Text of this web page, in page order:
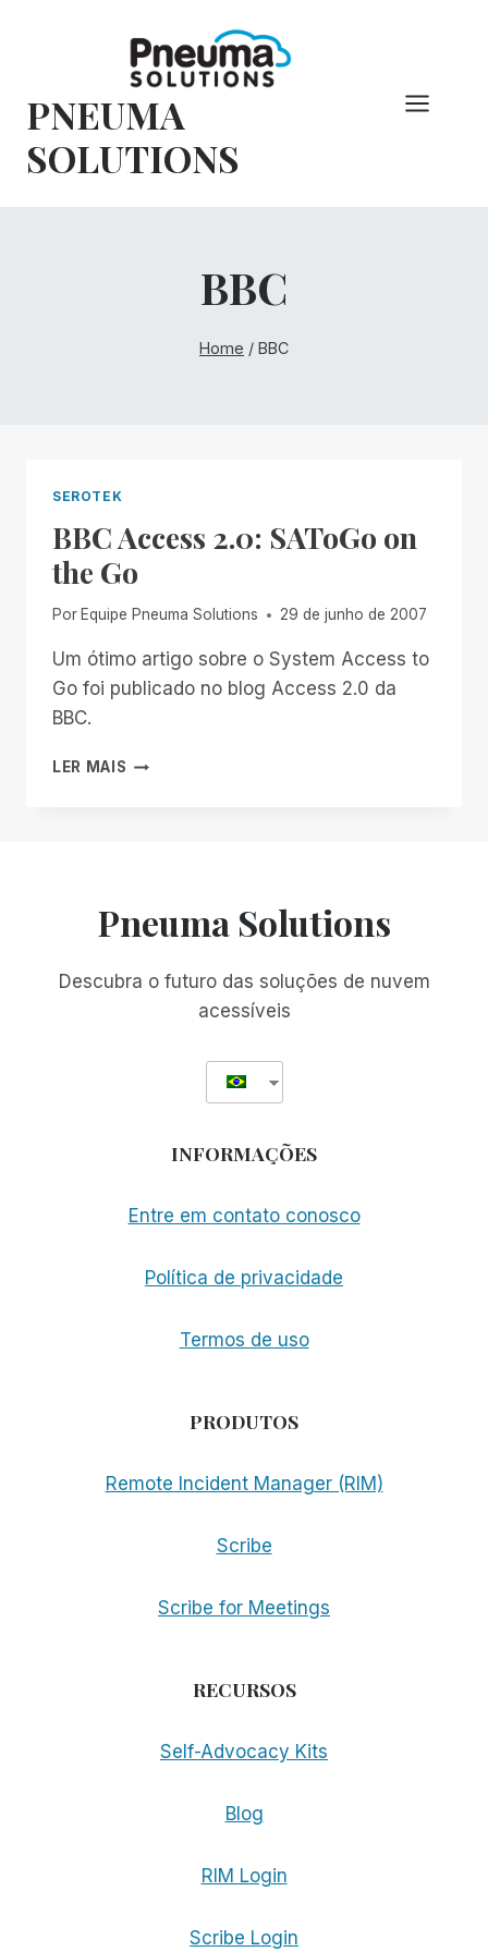
conteúdo
PNEUMA
SOLUTIONS
BBC
Home / BBC
SEROTEK
BBC Access 2.0: SAToGo on
the Go
Por Equipe Pneuma Solutions 29 de junho de 2007
Um ótimo artigo sobre o System Access to
Go foi publicado no blog Access 2.0 da
BBC.
LER MAIS BBC
Pneuma Solutions
Descubra o futuro das soluções de nuvem
acessíveis
INFORMAÇÕES
Entre em contato conosco
Política de privacidade
Termos de uso
PRODUTOS
Remote Incident Manager (RIM)
Scribe
Scribe for Meetings
RECURSOS
Self-Advocacy Kits
Blog
RIM Login
Scribe Login